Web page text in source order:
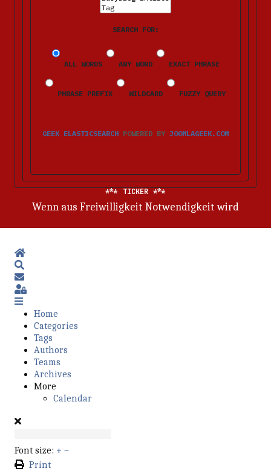
SEARCH FOR:
ALL WORDS ANY WORD EXACT PHRASE
PHRASE PREFIX WILDCARD FUZZY QUERY
GEEK ELASTICSEARCH POWERED BY JOOMLAGEEK.COM
TICKER
Wenn aus Freiwilligkeit Notwendigkeit wird
Home
Subscribe to blog
Sign In
Home
Categories
Tags
Authors
Teams
Archives
More
Calendar
Font size: + –
Print